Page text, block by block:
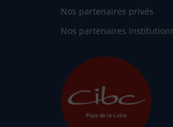
Nos partenaires privés
Nos partenaires